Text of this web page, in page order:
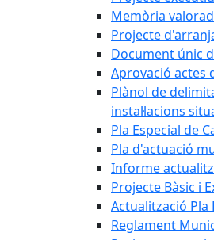
Memòria
Projecte
Document únic
Aprovació actes
Plànol de
instal·lacions
Pla Especial de
Pla d'actuació
Informe
Projecte Bàsic i
Actualització
Reglament